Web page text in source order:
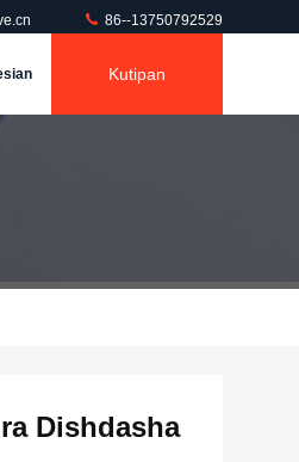
86--13750792529
Kutipan
Dishdasha